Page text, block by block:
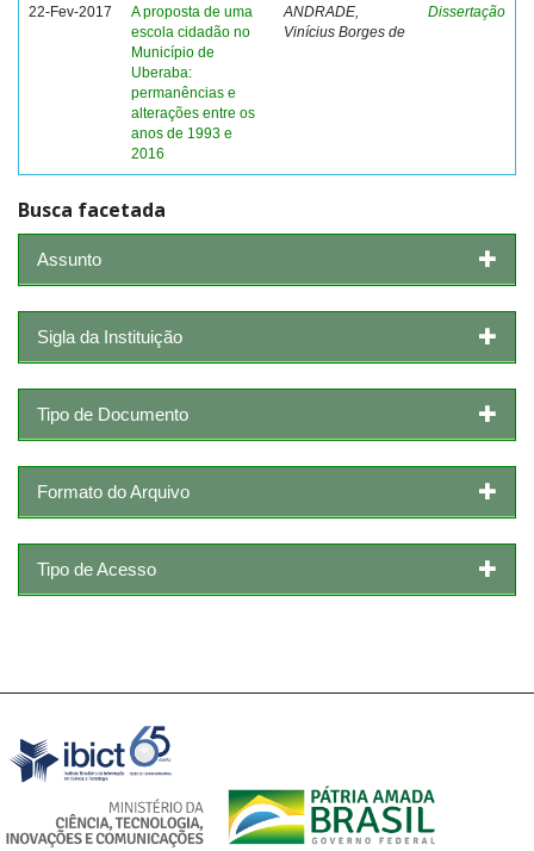
22-Fev-2017
A proposta de uma
escola cidadão no
Município de
Uberaba:
permanências e
alterações entre os
anos de 1993 e
2016
ANDRADE,
Vinícius Borges de
Dissertação
Busca facetada
Assunto
Sigla da Instituição
Tipo de Documento
Formato do Arquivo
Tipo de Acesso